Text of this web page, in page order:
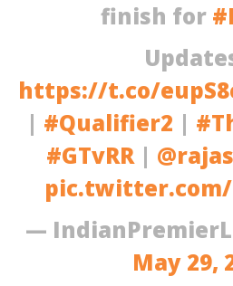
finish for
https://t.co/
| #Qualifier2 |
#GTvRR|
pic.twitter.com/
—
May 29,